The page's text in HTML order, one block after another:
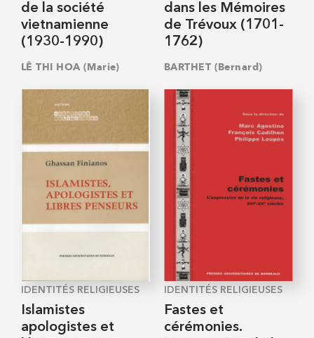
de la société
vietnamienne
(1930-1990)
LÊ THI HOA (Marie)
dans les Mémoires
de Trévoux (1701-
1762)
BARTHET (Bernard)
IDENTITÉS RELIGIEUSES
Islamistes
apologistes et
IDENTITÉS RELIGIEUSES
Fastes et
cérémonies.